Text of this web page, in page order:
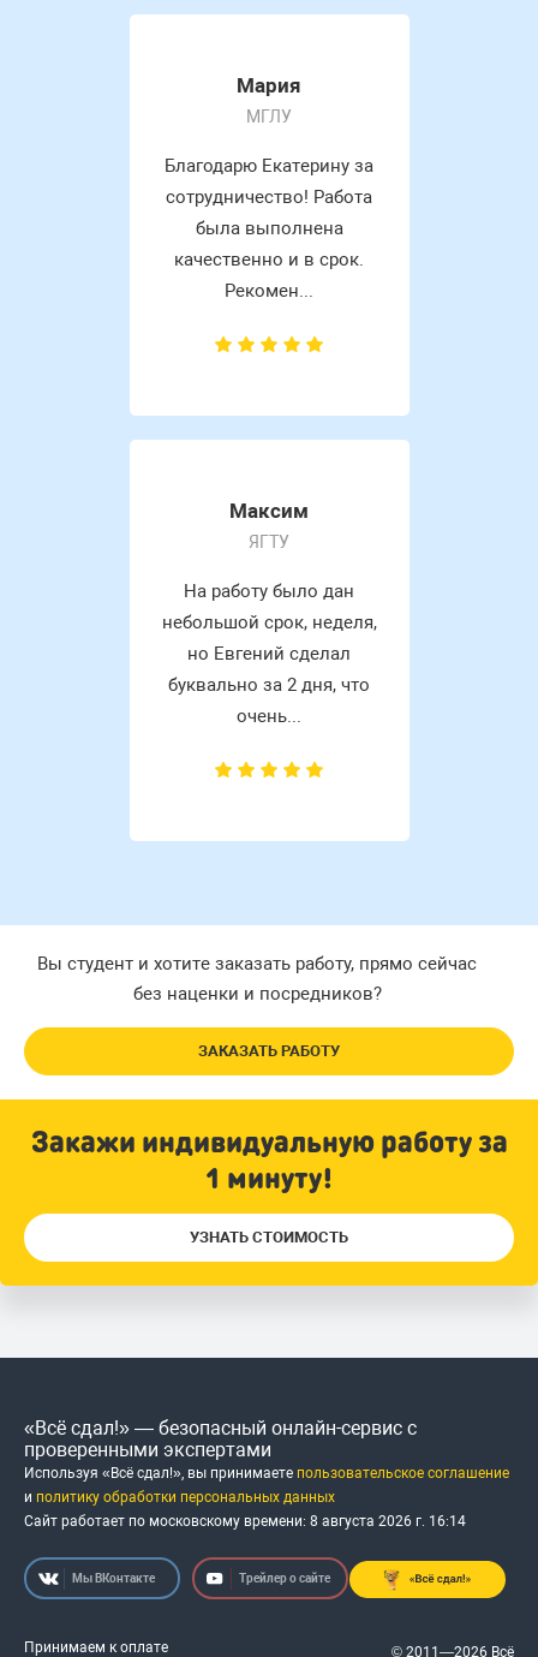
Мария
МГЛУ
Благодарю Екатерину за
сотрудничество! Работа
была выполнена
качественно и в срок.
Рекомен...
Максим
ЯГТУ
На работу было дан
небольшой срок, неделя,
но Евгений сделал
буквально за 2 дня, что
очень...
Вы студент и хотите заказать работу, прямо сейчас
без наценки и посредников?
ЗАКАЗАТЬ РАБОТУ
Закажи индивидуальную работу за
1 минуту!
УЗНАТЬ СТОИМОСТЬ
«Всё сдал!» — безопасный онлайн-сервис с
проверенными экспертами
Используя «Всё сдал!», вы принимаете пользовательское соглашение
и политику обработки персональных данных
Сайт работает по московскому времени: 8 августа 2026 г. 16:14
Мы ВКонтакте Трейлер о сайте
Принимаем к оплате © 2011—2026 Всё